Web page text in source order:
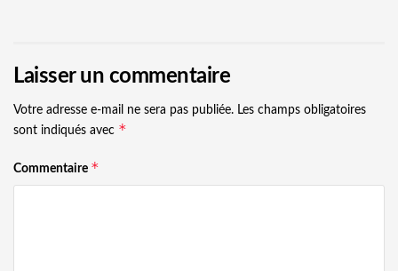
Laisser un commentaire
Votre adresse e-mail ne sera pas publiée. Les champs obligatoires
sont indiqués avec *
Commentaire *